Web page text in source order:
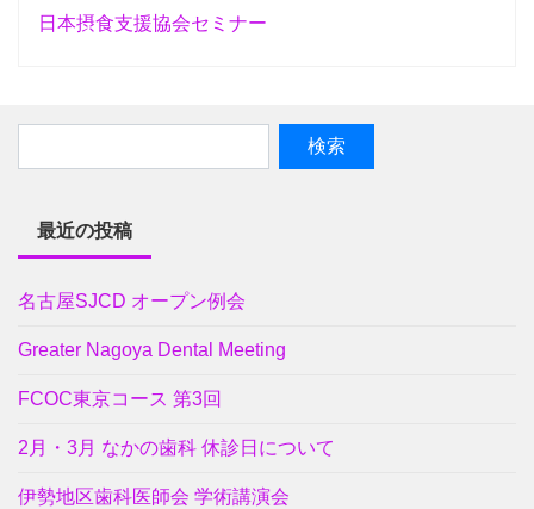
日本摂食支援協会セミナー
最近の投稿
名古屋SJCD オープン例会
Greater Nagoya Dental Meeting
FCOC東京コース 第3回
2月・3月 なかの歯科 休診日について
伊勢地区歯科医師会 学術講演会